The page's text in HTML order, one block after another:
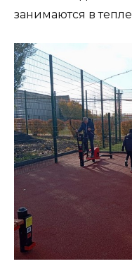
занимаются в